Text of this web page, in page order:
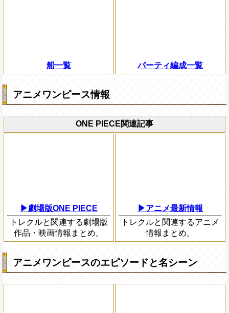
船一覧 パーティ編成一覧
アニメワンピース情報
ONE PIECE関連記事
▶劇場版ONE PIECE
トレクルと関連する劇場版
作品・映画情報まとめ。
▶アニメ最新情報
トレクルと関連するアニメ
情報まとめ。
アニメワンピースのエピソードと名シーン